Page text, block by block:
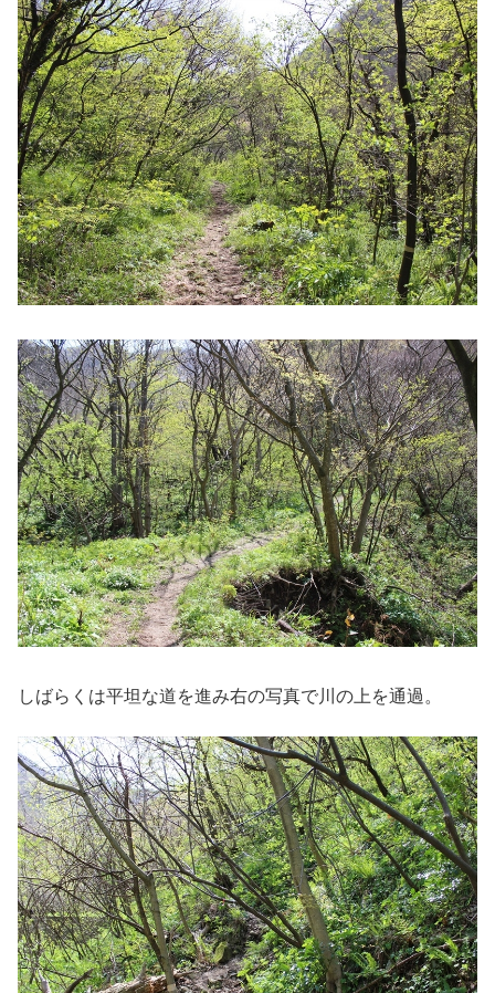
しばらくは平坦な道を進み右の写真で川の上を通過。